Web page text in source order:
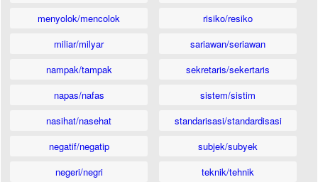
menyolok/mencolok
miliar/milyar
nampak/tampak
napas/nafas
nasihat/nasehat
negatif/negatip
negeri/negri
risiko/resiko
sariawan/seriawan
sekretaris/sekertaris
sistem/sistim
standarisasi/standardisasi
subjek/subyek
teknik/tehnik